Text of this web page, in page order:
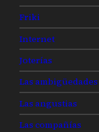
Friki
Internet
Joterías
Las ambigüedades
Las angustias
Las compañías